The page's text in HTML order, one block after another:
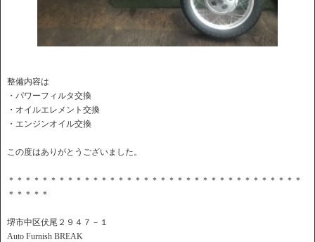
整備内容は
・パワーフィルタ交換
・オイルエレメント交換
・エンジンオイル交換
この度はありがとうございました。
＊＊＊＊＊＊＊＊＊＊＊＊＊＊＊＊＊＊＊＊＊＊＊＊＊＊＊＊＊＊＊＊＊＊＊
＊＊＊＊＊
堺市中区伏尾２９４７－１
Auto Furnish BREAK